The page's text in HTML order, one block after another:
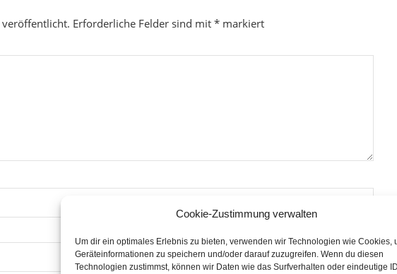
Cookie-Zustimmung verwalten
Um dir ein optimales Erlebnis zu bieten, verwenden wir Technologien wie Cookies,
Geräteinformationen zu speichern und/oder darauf zuzugreifen. Wenn du diesen
Technologien zustimmst, können wir Daten wie das Surfverhalten oder eindeutige
veröffentlicht. Erforderliche Felder sind mit * markiert